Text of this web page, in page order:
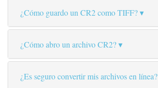
¿Cómo guardo un CR2 como TIFF?
¿Cómo abro un archivo CR2?
¿Es seguro convertir mis archivos en línea?